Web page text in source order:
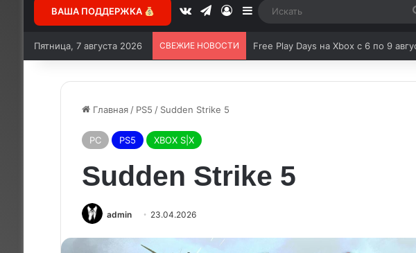
ВАША ПОДДЕРЖКА
Пятница, 7 августа 2026 СВЕЖИЕ НОВОСТИ Чем отличается Switch от Switch 2
Главная / PS5 / Sudden Strike 5
PC PS5 XBOX S|X
Sudden Strike 5
admin 23.04.2026